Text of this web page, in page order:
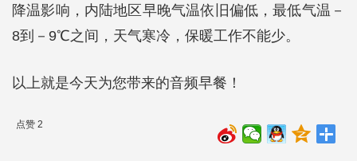
降温影响，内陆地区早晚气温依旧偏低，最低气温－
8到－9℃之间，天气寒冷，保暖工作不能少。
以上就是今天为您带来的音频早餐！
点赞 2